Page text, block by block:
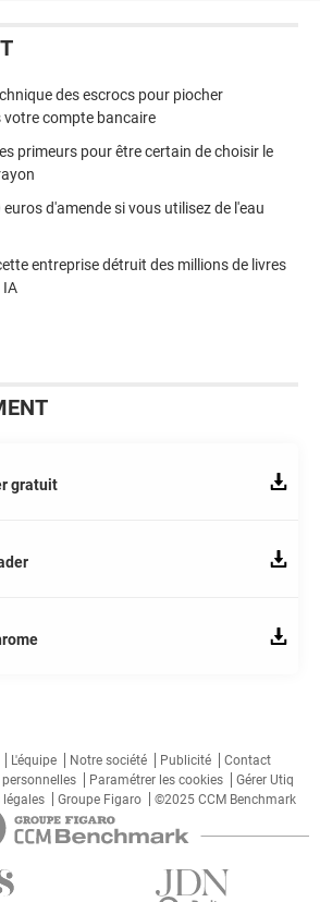
des escrocs pour piocher
compte bancaire
primeurs pour être certain de choisir le
d'amende si vous utilisez de l'eau
entreprise détruit des millions de livres
IA
gratuit
L'équipe Notre société Publicité
Contact
personnelles Paramétrer les cookies
Gérer Utiq
légales Groupe Figaro ©2025 CCM Benchmark